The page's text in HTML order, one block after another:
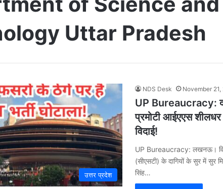
Uttar Pradesh
उत्तर प्रदेश
NDS Desk November
UP Bureaucracy:
प्रमोटी आईएएस शीलधर
विदाई!
UP Bureaucracy: लखनऊ।
(सीएसटी) के दागियों के सुर में सुर
सिंह…